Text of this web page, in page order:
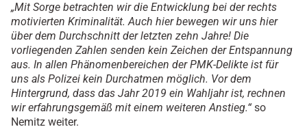
„Mit Sorge betrachten wir die Entwicklung bei der rechts
motivierten Kriminalität. Auch hier bewegen wir uns hier
über dem Durchschnitt der letzten zehn Jahre! Die
vorliegenden Zahlen senden kein Zeichen der Entspannung
aus. In allen Phänomenbereichen der PMK-Delikte ist für
uns als Polizei kein Durchatmen möglich. Vor dem
Hintergrund, dass das Jahr 2019 ein Wahljahr ist, rechnen
wir erfahrungsgemäß mit einem weiteren Anstieg.“so
Nemitz weiter.